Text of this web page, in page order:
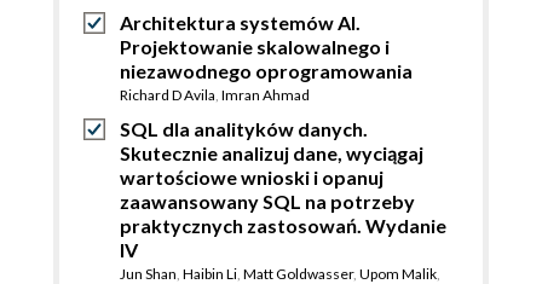
Architektura systemów AI.
Projektowanie skalowalnego i
niezawodnego oprogramowania
Richard D Avila Imran Ahmad
SQL dla analityków danych.
Skutecznie analizuj dane, wyciągaj
wartościowe wnioski i opanuj
zaawansowany SQL na potrzeby
praktycznych zastosowań. Wydanie
IV
Jun Shan Haibin Li Matt Goldwasser, Upom Malik